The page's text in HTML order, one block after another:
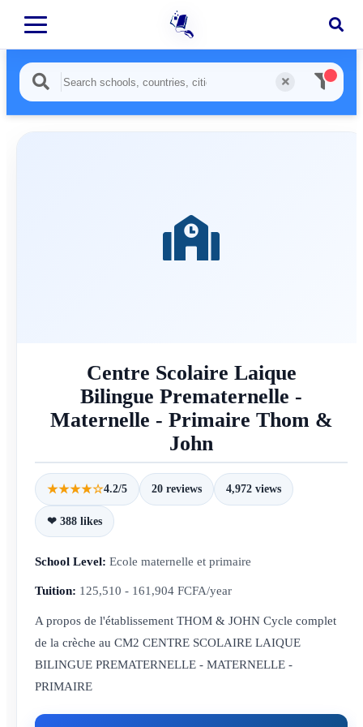
Centre Scolaire Laique
Bilingue Prematernelle -
Maternelle - Primaire Thom &
John
★★★★☆4.2/5 20 reviews 4,972 views
❤ 388 likes
School Level: Ecole maternelle et primaire
Tuition: 125,510 - 161,904 FCFA/year
A propos de l'établissement THOM & JOHN Cycle complet
de la crèche au CM2 CENTRE SCOLAIRE LAIQUE
BILINGUE PREMATERNELLE - MATERNELLE -
PRIMAIRE